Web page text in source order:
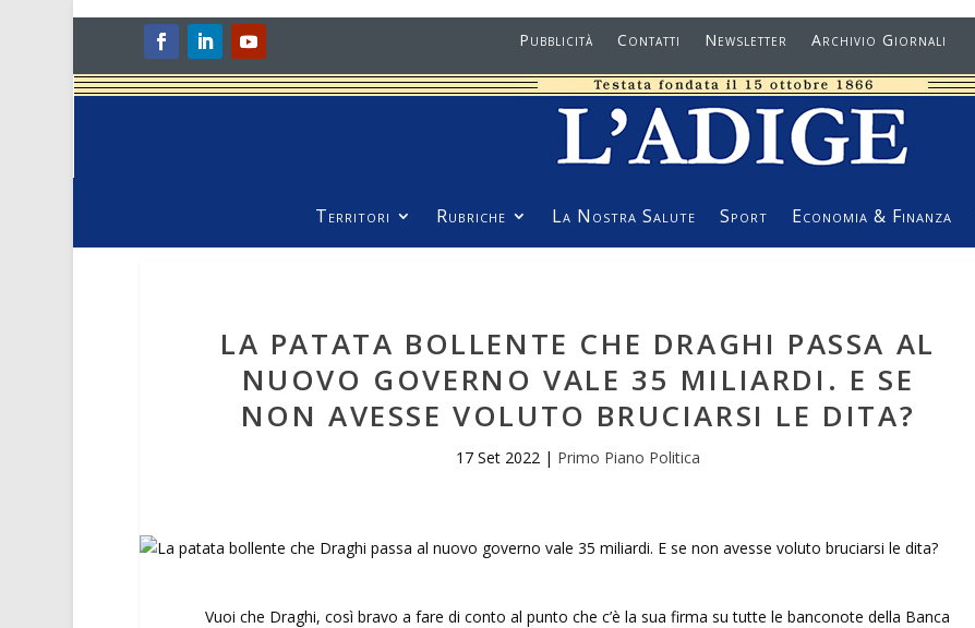
Pubblicità Contatti Newsletter Archivio Giornali
Territori Rubriche La Nostra Salute Sport Economia & Finanza
LA PATATA BOLLENTE CHE DRAGHI PASSA AL
NUOVO GOVERNO VALE 35 MILIARDI. E SE
NON AVESSE VOLUTO BRUCIARSI LE DITA?
17 Set 2022| Primo Piano Politica
Vuoi che Draghi, così bravo a fare di conto al punto che c’è la sua firma su tutte le banconote della Banca